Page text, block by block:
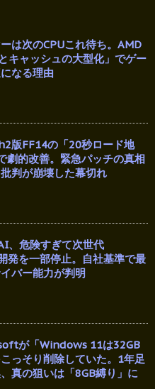
ーは次のCPUこれ待ち。AMD
キャッシュの大型化」でゲー
なる理由
版FF14の「20秒ロード地
劇的改善。緊急パッチの真相
判が崩壊した幕切れ
、危険すぎて次世代
発を一部停止。自社基準で最
バー能力が判明
が「Windows 11は32GB
っそり削除していた。1年足
真の狙いは「8GB縛り」に